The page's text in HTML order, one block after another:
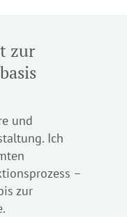
zur
und
Ich
–
zur